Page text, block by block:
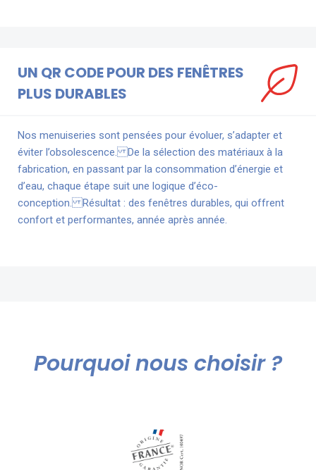
UN QR CODE POUR DES FENÊTRES
PLUS DURABLES
Nos menuiseries sont pensées pour évoluer, s’adapter et
éviter l’obsolescence. De la sélection des matériaux à la
fabrication, en passant par la consommation d’énergie et
d’eau, chaque étape suit une logique d’éco-
conception. Résultat : des fenêtres durables, qui offrent
confort et performantes, année après année.
Pourquoi nous choisir ?